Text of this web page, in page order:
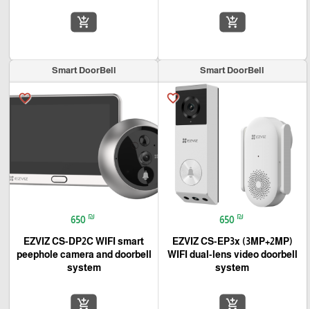
add_shopping_cart
add_shopping_cart
Smart DoorBell
favorite_border
650 ₪
EZVIZ CS-EP3x (3MP+2MP)
WIFI dual-lens video doorbell
system
add_shopping_cart
Smart DoorBell
favorite_border
650 ₪
EZVIZ CS-DP2C WIFI smart
peephole camera and doorbell
system
add_shopping_cart